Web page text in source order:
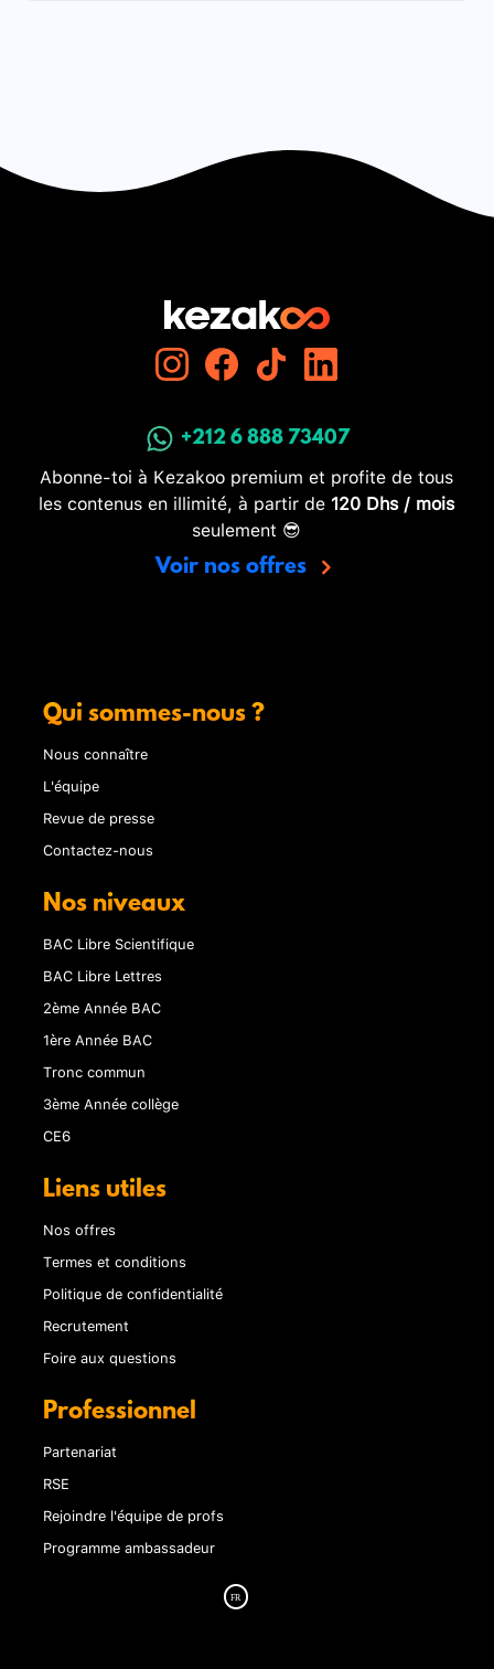
+212 6 888 73407
Abonne-toi à Kezakoo premium et profite de tous
les contenus en illimité, à partir de 120 Dhs / mois
seulement 😎
Voir nos offres
Qui sommes-nous ?
Nous connaître
L'équipe
Revue de presse
Contactez-nous
Nos niveaux
BAC Libre Scientifique
BAC Libre Lettres
2ème Année BAC
1ère Année BAC
Tronc commun
3ème Année collège
CE6
Liens utiles
Nos offres
Termes et conditions
Politique de confidentialité
Recrutement
Foire aux questions
Professionnel
Partenariat
RSE
Rejoindre l'équipe de profs
Programme ambassadeur